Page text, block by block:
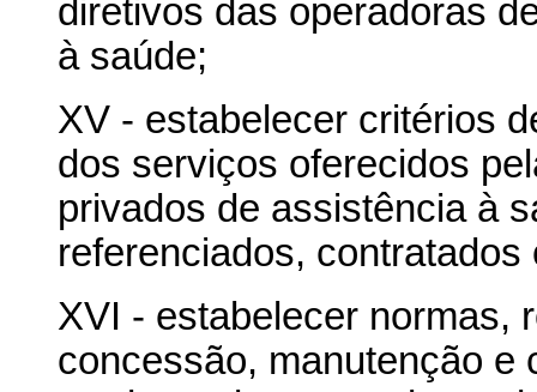
diretivos das operadoras
à saúde;
XV - estabelecer critérios
dos serviços oferecidos
privados de assistência à
referenciados,
XVI - estabelecer normas,
concessão, manutenção e